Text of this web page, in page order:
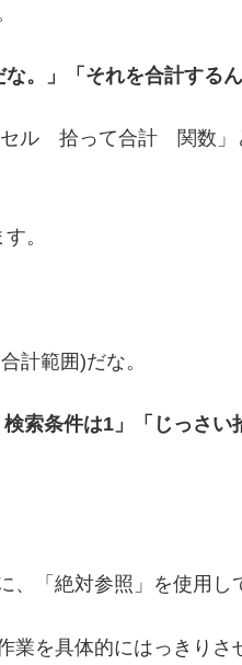
。」「それを合計するん
セル 拾って合計 関数」
。
計範囲)だな。
索条件は1」「じっさい
「絶対参照」を使用し
業を具体的にはっきりさ